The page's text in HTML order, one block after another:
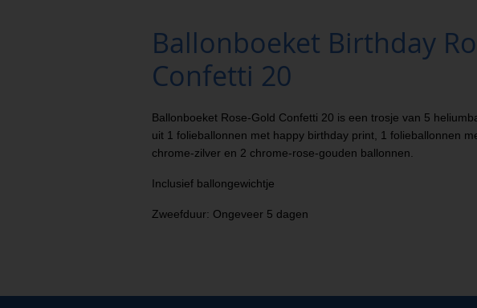
Ballonboeket Birthday
Confetti 20
Ballonboeket Rose-Gold Confetti 20 is een trosje van 5
uit 1 folieballonnen met happy birthday print, 1 folieballonnen
chrome-zilver en 2 chrome-rose-gouden ballonnen.
Inclusief ballongewichtje
Zweefduur: Ongeveer 5 dagen